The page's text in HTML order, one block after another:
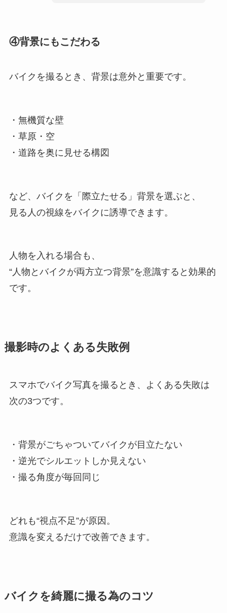
④背景にもこだわる
バイクを撮るとき、背景は意外と重要です。
・無機質な壁
・草原・空
・道路を奥に見せる構図
など、バイクを「際立たせる」背景を選ぶと、
見る人の視線をバイクに誘導できます。
人物を入れる場合も、
“人物とバイクが両方立つ背景”を意識すると効果的
です。
撮影時のよくある失敗例
スマホでバイク写真を撮るとき、よくある失敗は
次の3つです。
・背景がごちゃついてバイクが目立たない
・逆光でシルエットしか見えない
・撮る角度が毎回同じ
どれも“視点不足”が原因。
意識を変えるだけで改善できます。
バイクを綺麗に撮る為のコツ